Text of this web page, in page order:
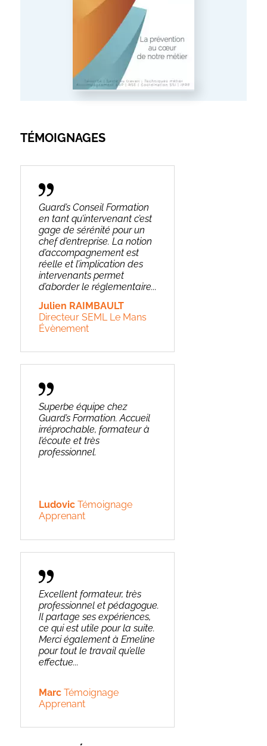
TÉMOIGNAGES
Guard’s Conseil Formation
en tant qu’intervenant c’est
gage de sérénité pour un
chef d’entreprise. La notion
d’accompagnement est
réelle et l’implication des
intervenants permet
d’aborder le réglementaire...
Julien RAIMBAULT
Directeur SEML Le Mans
Évènement
Superbe équipe chez
Guard’s Formation. Accueil
irréprochable, formateur à
l’écoute et très
professionnel.
Ludovic Témoignage
Apprenant
Excellent formateur, très
professionnel et pédagogue.
Il partage ses expériences,
ce qui est utile pour la suite.
Merci également à Emeline
pour tout le travail qu’elle
effectue...
Marc Témoignage
Apprenant